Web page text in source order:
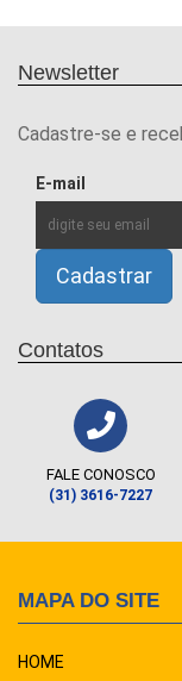
Newsletter
Cadastre-se e
E-mail
Contatos
FALE CONOSCO
(31) 3616-7227
MAPA DO SITE
HOME